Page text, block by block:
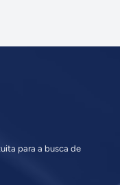
para a busca de